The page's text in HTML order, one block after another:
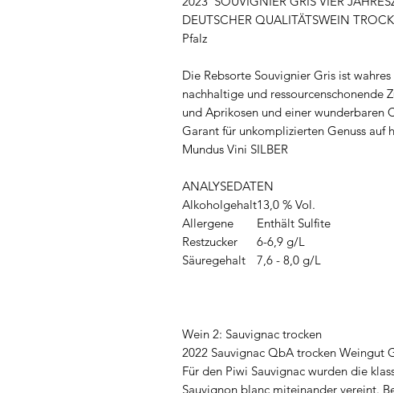
DEUTSCHER QUALITÄTSWEIN
Pfalz
Die Rebsorte Souvignier Gris ist
nachhaltige und ressourcenschonende
und Aprikosen und einer wunderbaren
Garant für unkomplizierten Genuss auf
Mundus Vini SILBER
ANALYSEDATEN
Alkoholgehalt13,0 % Vol.
Allergene
Enthält Sulfite
Restzucker
6-6,9 g/L
Säuregehalt
7,6 - 8,0 g/L
Wein 2: Sauvignac trocken
2022 Sauvignac QbA trocken Weingut
Für den Piwi Sauvignac wurden die
Sauvignon blanc miteinander vereint.